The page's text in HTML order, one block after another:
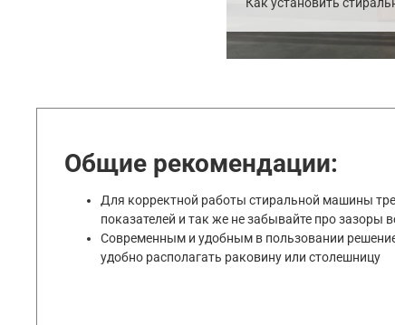
Как установить
Общие рекомендации:
Для корректной работы стиральной машины
показателей и так же не забывайте про зазоры
Современным и удобным в пользовании
удобно располагать раковину или столешницу